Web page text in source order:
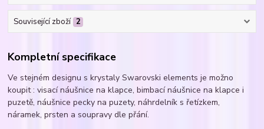
Související zboží 2
Kompletní specifikace
Ve stejném designu s krystaly Swarovski elements je možno
koupit : visací náušnice na klapce, bimbací náušnice na klapce i
puzetě, náušnice pecky na puzety, náhrdelník s řetízkem,
náramek, prsten a soupravy dle přání.